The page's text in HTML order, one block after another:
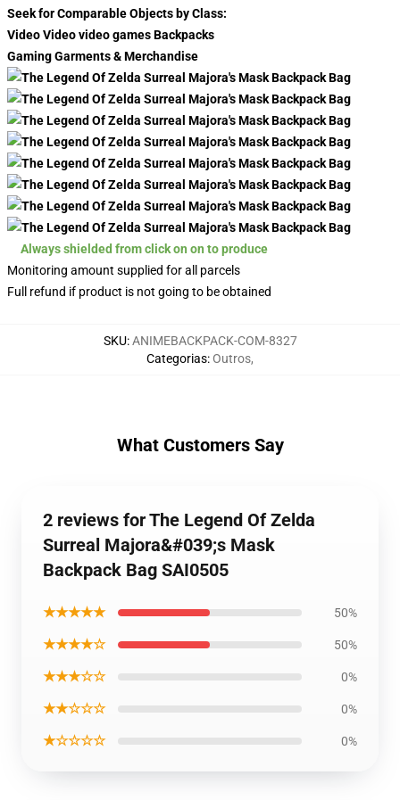
Seek for Comparable Objects by Class:
Video Video video games Backpacks
Gaming Garments & Merchandise
Always shielded from click on on to produce
Monitoring amount supplied for all parcels
Full refund if product is not going to be obtained
SKU:ANIMEBACKPACK-COM-8327
Categorias:Outros,
What Customers Say
2 reviews for The Legend Of Zelda
Surreal Majora&#039;s Mask
Backpack Bag SAI0505
★★★★★ 50%
★★★★☆ 50%
★★★☆☆ 0%
★★☆☆☆ 0%
★☆☆☆☆ 0%